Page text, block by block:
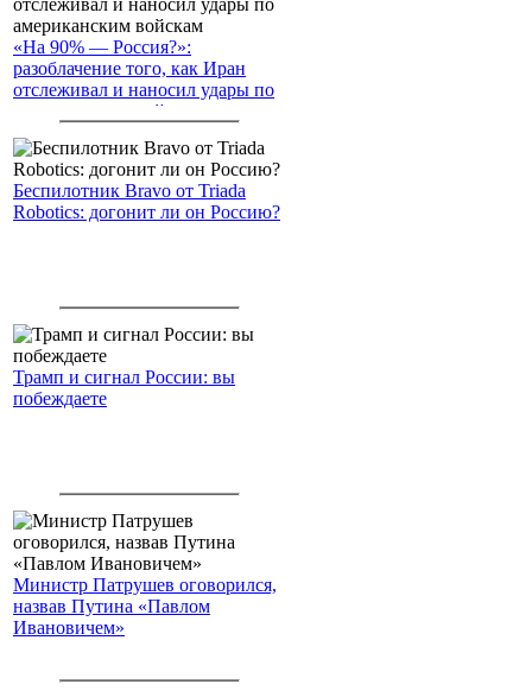
«На 90% — Россия?»:
разоблачение того, как Иран
отслеживал и наносил удары по
американским войскам
Беспилотник Bravo от Triada
Robotics: догонит ли он Россию?
Трамп и сигнал России: вы
побеждаете
Министр Патрушев оговорился,
назвав Путина «Павлом
Ивановичем»